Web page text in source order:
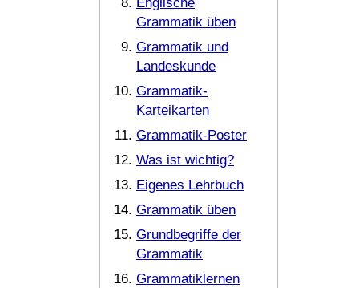
Grammatik üben
Grammatik und
Landeskunde
Grammatik-
Karteikarten
Grammatik-Poster
Was ist wichtig?
Eigenes Lehrbuch
Grammatik üben
Grundbegriffe der
Grammatik
Grammatiklernen